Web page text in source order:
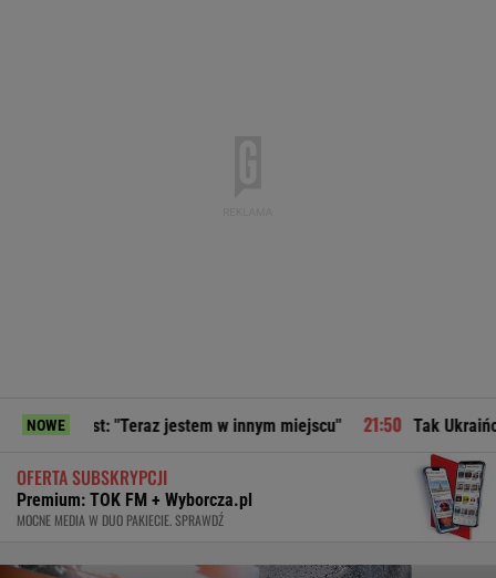
NOWE
jestem w innym miejscu" Tak Ukraińcy zareagowali
OFERTA SUBSKRYPCJI
Premium: TOK FM + Wyborcza.pl
MOCNE MEDIA W DUO PAKIECIE. SPRAWDŹ